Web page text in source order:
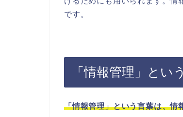
です。
「情報管理」と
「情報管理」という言葉は、情